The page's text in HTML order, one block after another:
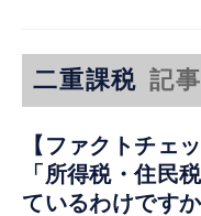
二重課税 記
【ファクトチェ
「所得税・住民
ているわけです